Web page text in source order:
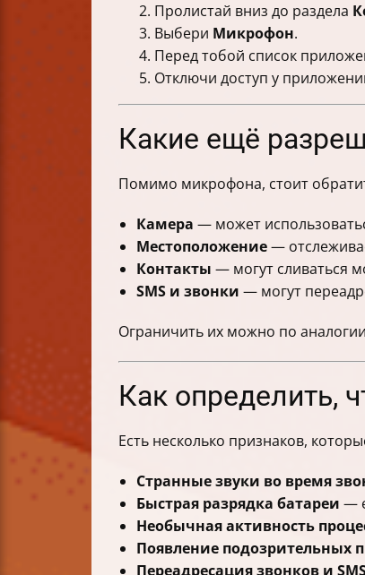
Пролистай вниз до раздела
Выбери Микрофон.
Перед тобой список
Отключи доступ у
Какие ещё
Помимо микрофона, стоит
Камера — может
Местоположение—
Контакты — могут сливаться
SMS и звонки — могут
Ограничить их можно по
Как определить,
Есть несколько признаков,
Странные звуки во время
Быстрая разрядка батареи —
Необычная активность
Появление подозрительных
Переадресация звонков и